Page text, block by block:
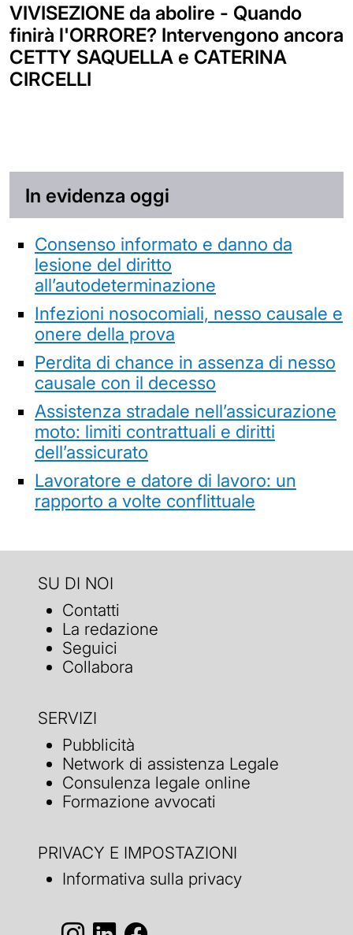
VIVISEZIONE da abolire - Quando
finirà l'ORRORE? Intervengono ancora
CETTY SAQUELLA e CATERINA
CIRCELLI
In evidenza oggi
Consenso informato e danno da
lesione del diritto
all’autodeterminazione
Infezioni nosocomiali, nesso causale e
onere della prova
Perdita di chance in assenza di nesso
causale con il decesso
Assistenza stradale nell’assicurazione
moto: limiti contrattuali e diritti
dell’assicurato
Lavoratore e datore di lavoro: un
rapporto a volte conflittuale
SU DI NOI
Contatti
La redazione
Seguici
Collabora
SERVIZI
Pubblicità
Network di assistenza Legale
Consulenza legale online
Formazione avvocati
PRIVACY E IMPOSTAZIONI
Informativa sulla privacy